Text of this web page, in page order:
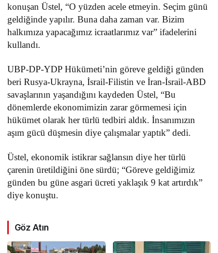
konuşan Üstel, “O yüzden acele etmeyin. Seçim günü
geldiğinde yapılır. Buna daha zaman var. Bizim
halkımıza yapacağımız icraatlarımız var” ifadelerini
kullandı.
UBP-DP-YDP Hükümeti’nin göreve geldiği günden
beri Rusya-Ukrayna, İsrail-Filistin ve İran-İsrail-ABD
savaşlarının yaşandığını kaydeden Üstel, “Bu
dönemlerde ekonomimizin zarar görmemesi için
hükümet olarak her türlü tedbiri aldık. İnsanımızın
aşım gücü düşmesin diye çalışmalar yaptık” dedi.
Üstel, ekonomik istikrar sağlansın diye her türlü
çarenin üretildiğini öne sürdü; “Göreve geldiğimiz
günden bu güne asgari ücreti yaklaşık 9 kat artırdık”
diye konuştu.
Göz Atın